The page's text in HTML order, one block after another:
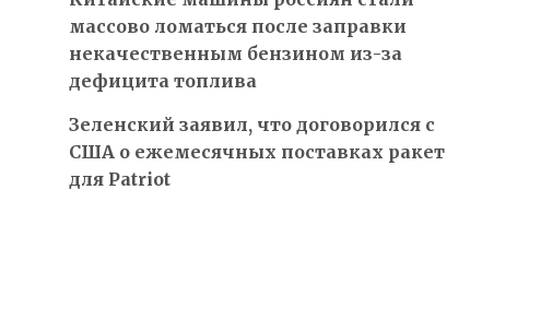
массово ломаться после заправки
некачественным бензином из-за
дефицита топлива
Зеленский заявил, что договорился с
США о ежемесячных поставках ракет
для Patriot